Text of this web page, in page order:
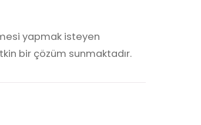
yapmak isteyen
bir çözüm sunmaktadır.